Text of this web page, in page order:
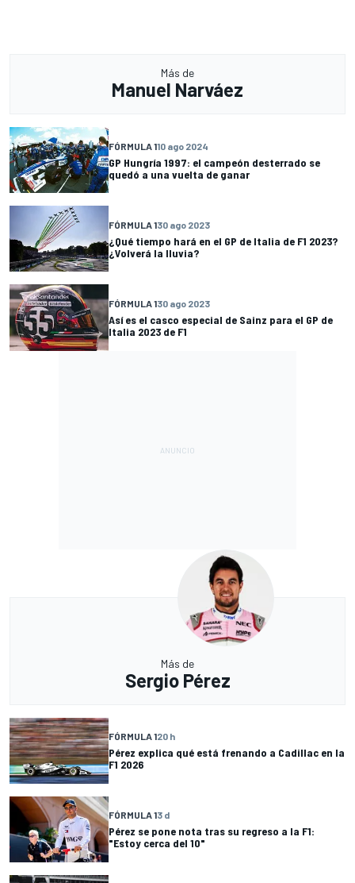
Más de
Manuel Narváez
FÓRMULA 110 ago 2024
GP Hungría 1997: el campeón desterrado se
quedó a una vuelta de ganar
FÓRMULA 130 ago 2023
¿Qué tiempo hará en el GP de Italia de F1 2023?
¿Volverá la lluvia?
FÓRMULA 130 ago 2023
Así es el casco especial de Sainz para el GP de
Italia 2023 de F1
Más de
Sergio Pérez
FÓRMULA 120 h
Pérez explica qué está frenando a Cadillac en la
F1 2026
FÓRMULA 13 d
Pérez se pone nota tras su regreso a la F1:
"Estoy cerca del 10"